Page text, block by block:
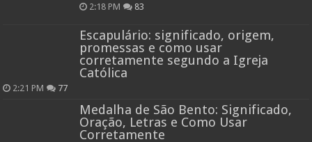
2:18 PM 83
Escapulário: significado, origem,
promessas e como usar
corretamente segundo a Igreja
Católica
2:21 PM 77
Medalha de São Bento: Significado,
Oração, Letras e Como Usar
Corretamente